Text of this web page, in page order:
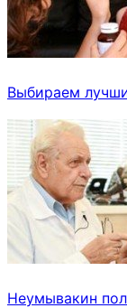
Выбираем
Неумывакин